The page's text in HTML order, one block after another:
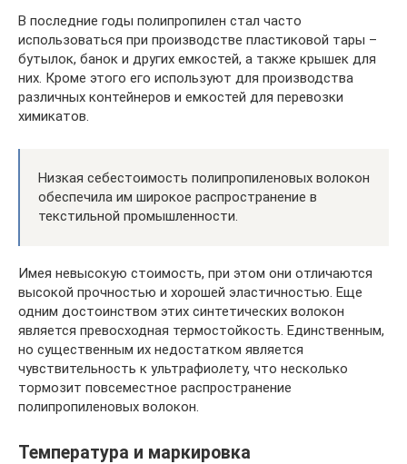
В последние годы полипропилен стал часто
использоваться при производстве пластиковой тары –
бутылок, банок и других емкостей, а также крышек для
них. Кроме этого его используют для производства
различных контейнеров и емкостей для перевозки
химикатов.
Низкая себестоимость полипропиленовых волокон
обеспечила им широкое распространение в
текстильной промышленности.
Имея невысокую стоимость, при этом они отличаются
высокой прочностью и хорошей эластичностью. Еще
одним достоинством этих синтетических волокон
является превосходная термостойкость. Единственным,
но существенным их недостатком является
чувствительность к ультрафиолету, что несколько
тормозит повсеместное распространение
полипропиленовых волокон.
Температура и маркировка